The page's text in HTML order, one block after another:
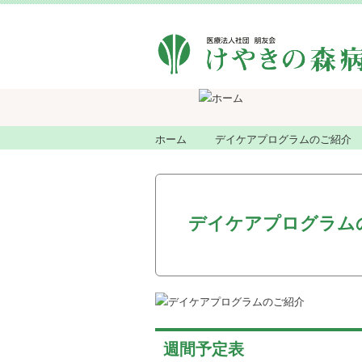
ホーム デイケアプログラムのご紹介
デイケアプログラム
週間予定表